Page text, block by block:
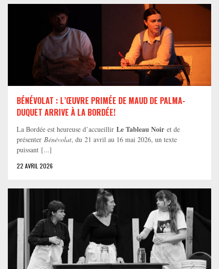
BÉNÉVOLAT : L’ŒUVRE PRIMÉE DE MAUD DE PALMA-
DUQUET ARRIVE À LA BORDÉE!
La Bordée est heureuse d’accueillir Le Tableau Noir et de
présenter Bénévolat, du 21 avril au 16 mai 2026, un texte
puissant [...]
22 AVRIL 2026